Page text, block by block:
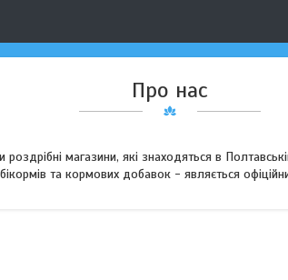
Про нас
роздрібні магазини, які знаходяться в
та кормових добавок - являється